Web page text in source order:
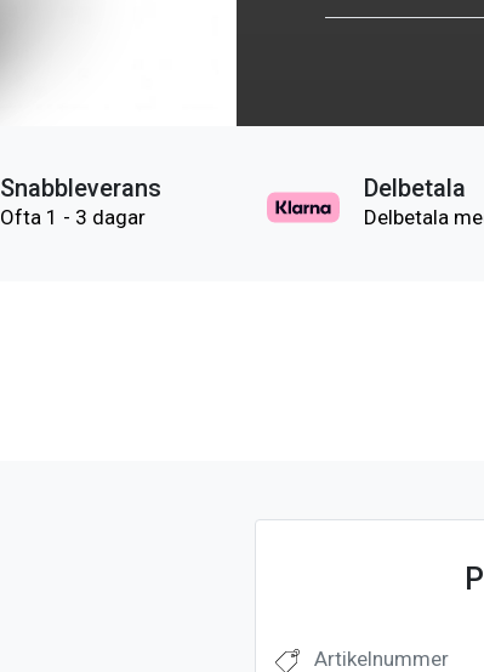
Snabbleverans
Ofta 1 - 3 dagar
Delbetala
Delbetala
Artikelnummer